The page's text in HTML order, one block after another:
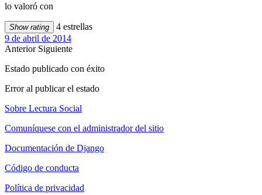
lo valoró con
Show rating
4 estrellas
9 de abril de 2014
Anterior Siguiente
Estado publicado con éxito
Error al publicar el estado
Sobre Lectura Social
Comuníquese con el administrador del sitio
Documentación de Django
Código de conducta
Política de privacidad